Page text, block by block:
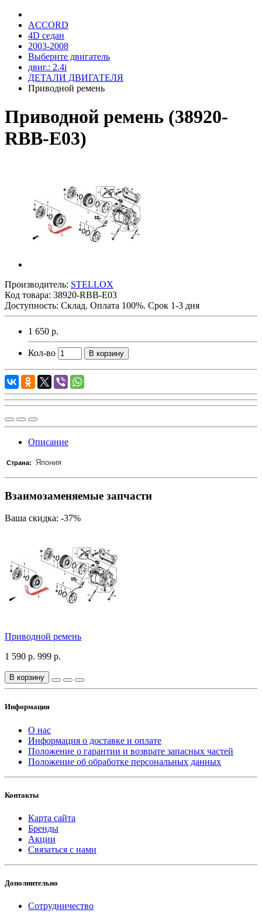
ACCORD
4D седан
2003-2008
Выберите двигатель
двиг.: 2.4i
ДЕТАЛИ ДВИГАТЕЛЯ
Приводной ремень
Приводной ремень (38920-
RBB-E03)
Производитель: STELLOX
Код товара: 38920-RBB-E03
Доступность: Склад. Оплата 100%. Срок 1-3 дня
1 650 р.
Кол-во В корзину
Описание
Страна: Япония
Взаимозаменяемые запчасти
Ваша скидка: -37%
Приводной ремень
1 590 р. 999 р.
В корзину
Информация
О нас
Информация о доставке и оплате
Положение о гарантии и возврате запасных частей
Положение об обработке персональных данных
Контакты
Карта сайта
Бренды
Акции
Связаться с нами
Дополнительно
Сотрудничество